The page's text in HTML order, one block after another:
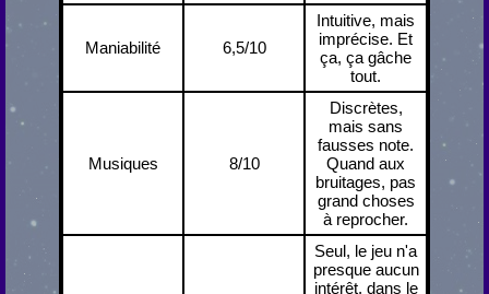
Maniabilité 6,5/10
Intuitive, mais
imprécise. Et
ça, ça gâche
tout.
Musiques 8/10
Discrètes,
mais sans
fausses note.
Quand aux
bruitages, pas
grand choses
à reprocher.
Seul, le jeu n'a
presque aucun
intérêt, dans le